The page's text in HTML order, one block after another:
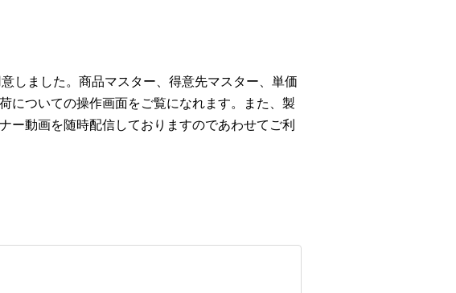
しました。商品マスター、得意先マスター、単価
についての操作画面をご覧になれます。また、製
ー動画を随時配信しておりますのであわせてご利